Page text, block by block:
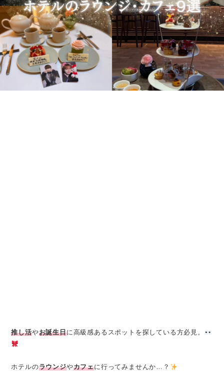
推し活やお誕生日に高級感あるスポットを探している方必見。
ホテルのラウンジやカフェに行ってみませんか…？